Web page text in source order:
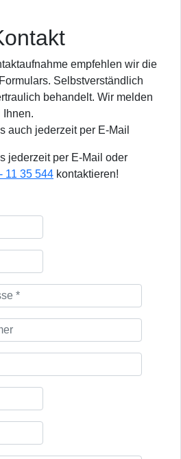
empfehlen wir die
Selbstverständlich
behandelt. Wir melden
Ihnen.
auch jederzeit per E-Mail
jederzeit per E-Mail oder
11 35 544 kontaktieren!